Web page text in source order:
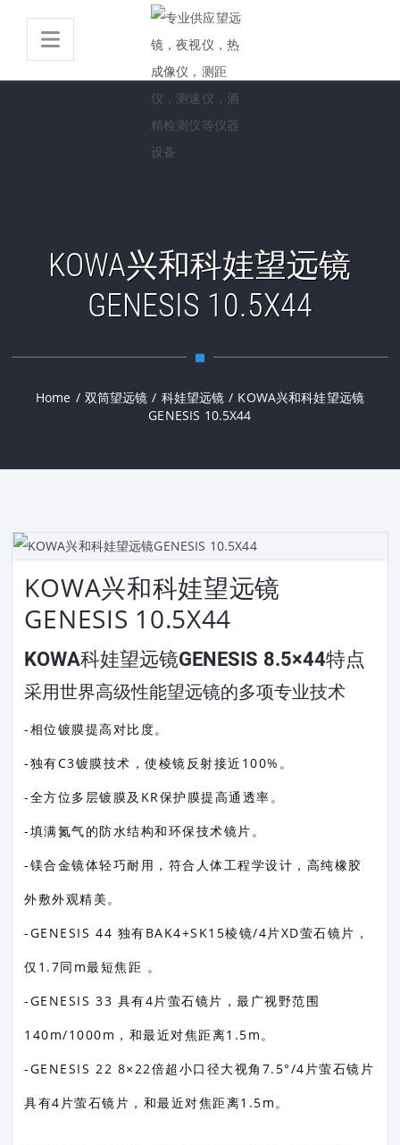
KOWA兴和科娃望远镜
GENESIS 10.5X44
Home / 双筒望远镜 / 科娃望远镜 / KOWA兴和科娃望远镜
GENESIS 10.5X44
KOWA兴和科娃望远镜
GENESIS 10.5X44
KOWA科娃望远镜GENESIS 8.5×44特点
采用世界高级性能望远镜的多项专业技术
-相位镀膜提高对比度。
-独有C3镀膜技术，使棱镜反射接近100%。
-全方位多层镀膜及KR保护膜提高通透率。
-填满氮气的防水结构和环保技术镜片。
-镁合金镜体轻巧耐用，符合人体工程学设计，高纯橡胶
外敷外观精美。
-GENESIS 44 独有BAK4+SK15棱镜/4片XD萤石镜片，
仅1.7同m最短焦距 。
-GENESIS 33 具有4片萤石镜片，最广视野范围
140m/1000m，和最近对焦距离1.5m。
-GENESIS 22 8×22倍超小口径大视角7.5°/4片萤石镜片
具有4片萤石镜片，和最近对焦距离1.5m。